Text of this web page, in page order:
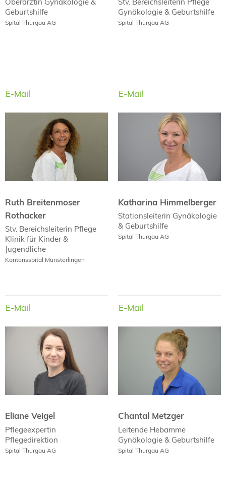
Geburtshilfe
Spital Thurgau AG
E-Mail
Gynäkologie & Geburtshilfe
Spital Thurgau AG
E-Mail
Ruth Breitenmoser
Rothacker
Stv. Bereichsleiterin Pflege
Klinik für Kinder &
Jugendliche
Kantonsspital Münsterlingen
E-Mail
Ruth Breitenmoser
Rothacker
Katharina Himmelberger
Stationsleiterin Gynäkologie
& Geburtshilfe
Spital Thurgau AG
E-Mail
Katharina Himmelberger
Eliane Veigel
Pflegeexpertin
Pflegedirektion
Spital Thurgau AG
Eliane Veigel
Chantal Metzger
Leitende Hebamme
Gynäkologie & Geburtshilfe
Spital Thurgau AG
Chantal Metzger